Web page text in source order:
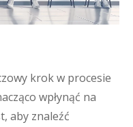
krok w procesie
wpłynąć na
aby znaleźć